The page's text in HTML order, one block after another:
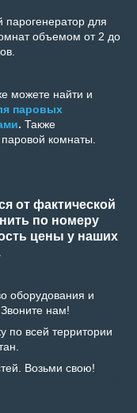
для
объемом от 2 до
можете найти и
паровых
. Также
комнаты.
от фактической
по номеру
цены у наших
оборудования и
нам!
по всей территории
Возьми свою!